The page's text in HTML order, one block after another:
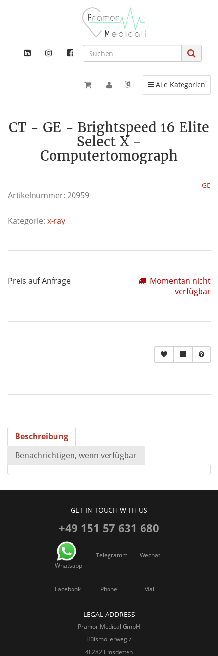
Toggle navigation
Alle Kategorien
CT - GE - Brightspeed 16 Elite
Select X -
Computertomograph
GE
Artikelnummer: 20959
Kategorie: x-ray
Preis auf Anfrage
Momentan nicht
verfügbar
Beschreibung
Benachrichtigen, wenn verfügbar
GET IN TOUCH WITH US
+49 151 57 631 680
Whatsapp
Telegramm Wechat
Facebook Phone Mail
LEGAL ADDRESS
Pramor Medical GmbH
Hülsmöllerweg 7
48282 Emsdetten